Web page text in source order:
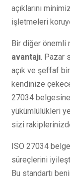
açıklarını
işletmeleri
Bir diğer önemli
avantajı .
açık ve şeffaf
kendinize
27034
yükümlülükleri
sizi
ISO 27034
süreçlerini
Bu standartı